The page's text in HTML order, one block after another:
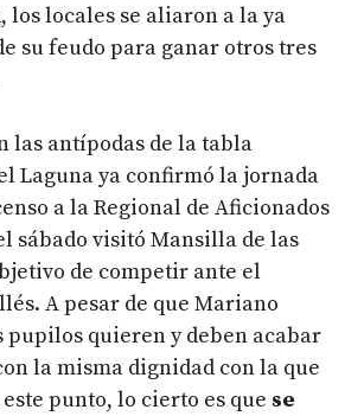
los locales se aliaron a la ya
su feudo para ganar otros tres
las antípodas de la tabla
Laguna ya confirmó la jornada
a la Regional de Aficionados
sábado visitó Mansilla de las
de competir ante el
A pesar de que Mariano
pupilos quieren y deben acabar
la misma dignidad con la que
punto, lo cierto es que se